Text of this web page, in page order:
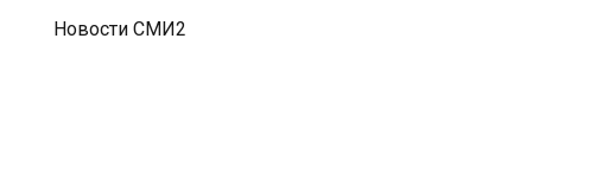
Новости СМИ2